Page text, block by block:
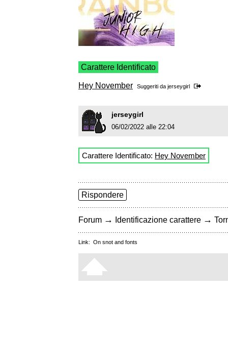
Carattere Identificato
Hey November Suggeriti da jerseygirl
jerseygirl
06/02/2022 alle 22:04
Carattere Identificato: Hey November
Rispondere
Forum → Identificazione carattere →
Link: On snot and fonts